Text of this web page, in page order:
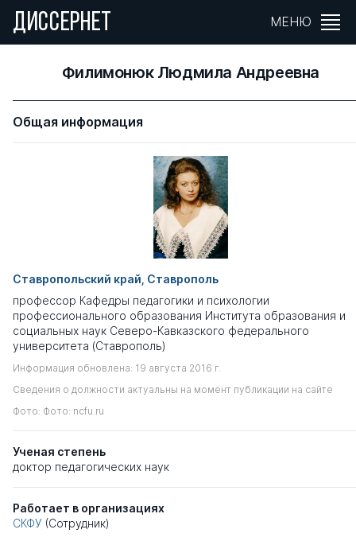
ДИССЕРНЕТ МЕНЮ
Филимонюк Людмила Андреевна
Общая информация
Ставропольский край, Ставрополь
профессор Кафедры педагогики и психологии
профессионального образования Института образования и
социальных наук Северо-Кавказского федерального
университета (Ставрополь)
Информация обновлена: 19 августа 2016 г.
Сведения о должности актуальны на момент публикации на сайте
Фото: Фото: ncfu.ru
Ученая степень
доктор педагогических наук
Работает в организациях
СКФУ (Сотрудник)